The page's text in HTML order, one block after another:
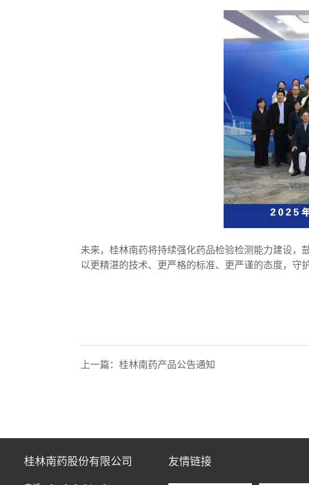
未来，桂林南药将持续强化药品检验检测能力建设，
以更精湛的技术、更严格的标准、更严谨的态度，守
上一篇：桂林南药产品公告通知
桂林南药股份有限公司 友情链接